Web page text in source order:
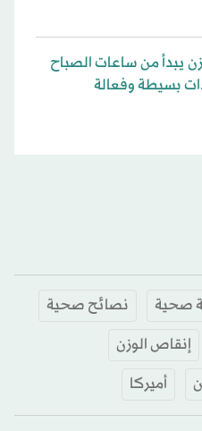
يبدأ من ساعات الصباح
صحية
نصائح صحية
إنقاص الوزن
أميركا